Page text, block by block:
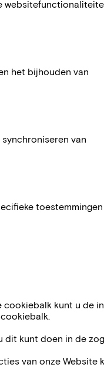
het bijhouden van
van
toestemmingen
kunt u
kunt doen in de
van onze